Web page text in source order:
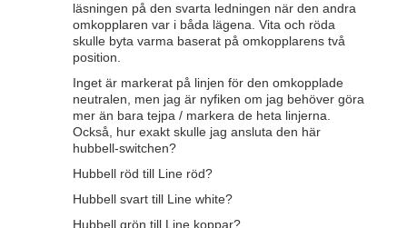
läsningen på den svarta ledningen när den andra
omkopplaren var i båda lägena. Vita och röda
skulle byta varma baserat på omkopplarens två
position.
Inget är markerat på linjen för den omkopplade
neutralen, men jag är nyfiken om jag behöver göra
mer än bara tejpa / markera de heta linjerna.
Också, hur exakt skulle jag ansluta den här
hubbell-switchen?
Hubbell röd till Line röd?
Hubbell svart till Line white?
Hubbell grön till Line koppar?